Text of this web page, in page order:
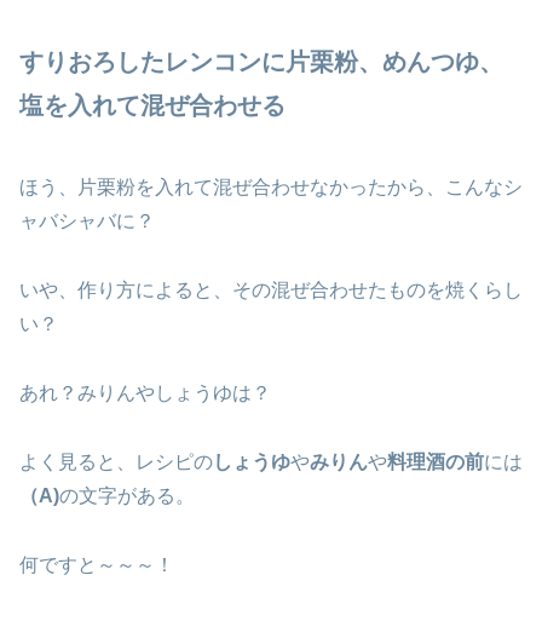
すりおろしたレンコンに片栗粉、めんつゆ、
塩を入れて混ぜ合わせる
ほう、片栗粉を入れて混ぜ合わせなかったから、こんなシ
ャバシャバに？
いや、作り方によると、その混ぜ合わせたものを焼くらし
い？
あれ？みりんやしょうゆは？
よく見ると、レシピの しょうゆやみりんや料理酒の前には
（A)の文字がある。
何ですと～～～！